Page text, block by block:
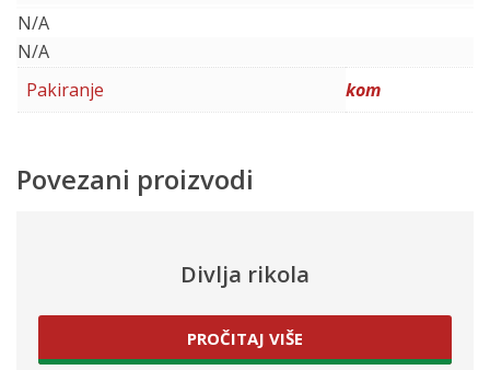
N/A
N/A
Pakiranje
kom
Povezani proizvodi
Divlja rikola
PROČITAJ VIŠE